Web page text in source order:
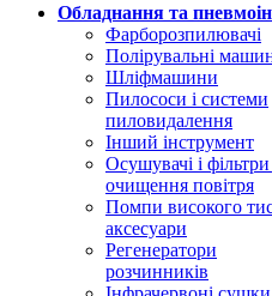
Обладнання та
Фарборозпилювачі
Полірувальні
Шліфмашини
Пилососи і системи
пиловидалення
Інший інструмент
Осушувачі і
очищення повітря
Помпи високого
аксесуари
Регенератори
розчинників